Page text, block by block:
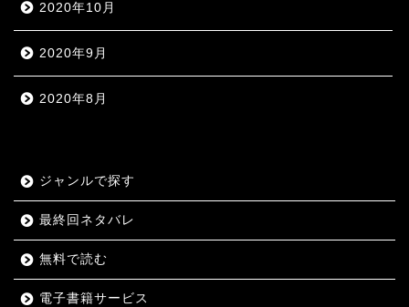
2020年10月
2020年9月
2020年8月
ジャンルで探す
最終回ネタバレ
無料で読む
電子書籍サービス